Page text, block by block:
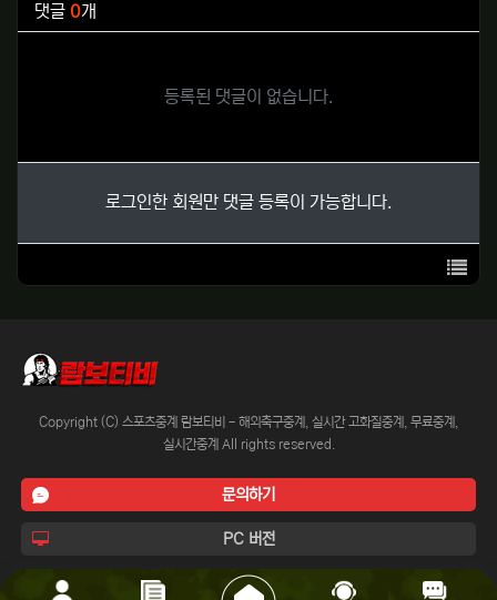
댓글 0개
등록된 댓글이 없습니다.
로그인한 회원만 댓글 등록이 가능합니다.
목록
Copyright (C) 스포츠중계 람보티비 - 해외축구중계, 실시간 고화질중계, 무료중계,
실시간중계 All rights reserved.
문의하기
PC 버전